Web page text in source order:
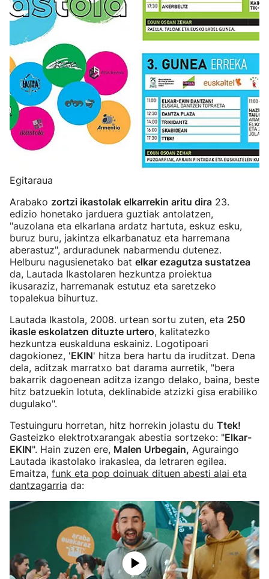
Egitaraua
Arabako zortzi ikastolak elkarrekin aritu dira 23.
edizio honetako jarduera guztiak antolatzen,
"auzolana eta elkarlana ardatz hartuta, eskuz esku,
buruz buru, jakintza elkarbanatuz eta harremana
aberastuz", arduradunek nabarmendu dutenez.
Helburu nagusienetako bat elkar ezagutza sustatzea
da, Lautada Ikastolaren hezkuntza proiektua
ikusaraziz, harremanak estutuz eta saretzeko
topalekua bihurtuz.
Lautada Ikastola, 2008. urtean sortu zuten, eta 250
ikasle eskolatzen dituzte urtero, kalitatezko
hezkuntza euskalduna eskainiz. Logotipoari
dagokionez, 'EKIN' hitza bera hartu da iruditzat. Dena
dela, aditzak marratxo bat darama aurretik, "bera
bakarrik dagoenean aditza izango delako, baina, beste
hitz batzuekin lotuta, deklinabide atzizki gisa erabiliko
dugulako".
Testuinguru horretan, hitz horrekin jolastu du Ttek!
Gasteizko elektrotxarangak abestia sortzeko: "Elkar-
EKIN". Hain zuzen ere, Malen Urbegain, Aguraingo
Lautada ikastolako irakaslea, da letraren egilea.
Emaitza, funk eta pop doinuak dituen abesti alai eta
dantzagarria da: